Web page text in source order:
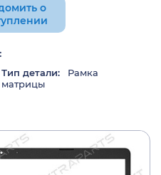
о
Тип детали:
Рамка
матрицы